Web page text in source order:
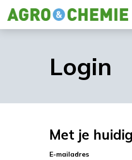
Login
Met je
E-mailadres